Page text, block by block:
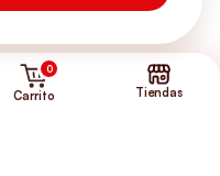
0
Carrito Tiendas